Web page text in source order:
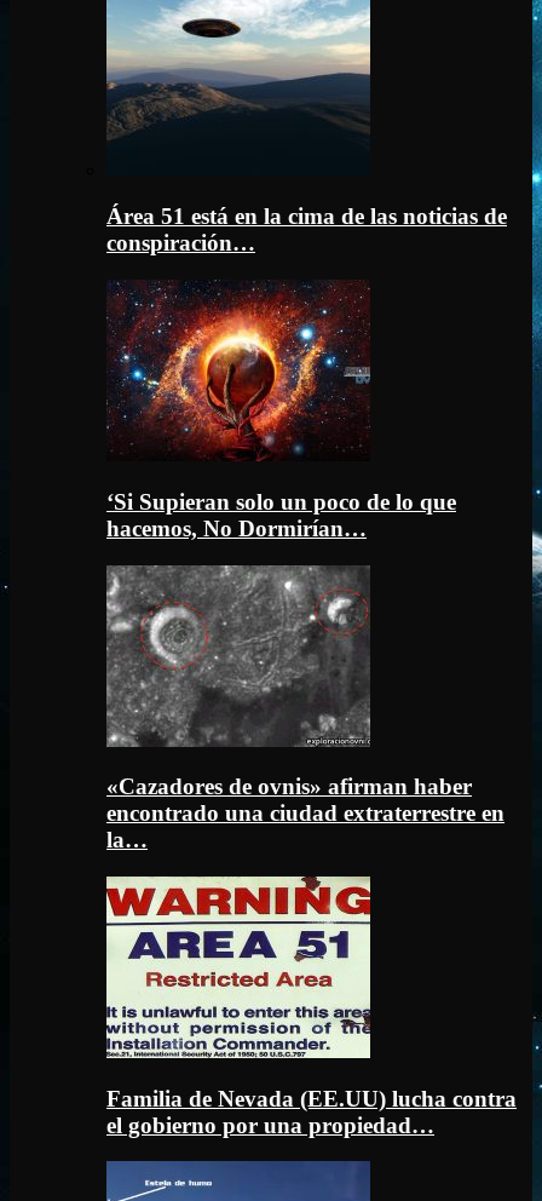
Área 51 está en la cima de las noticias de
conspiración…
‘Si Supieran solo un poco de lo que
hacemos, No Dormirían…
«Cazadores de ovnis» afirman haber
encontrado una ciudad extraterrestre en
la…
Familia de Nevada (EE.UU) lucha contra
el gobierno por una propiedad…